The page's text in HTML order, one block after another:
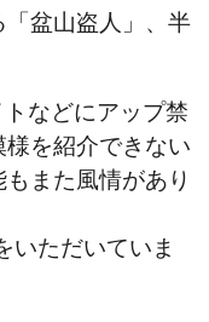
盆山盗人」、半
などにアップ禁
を紹介できない
また風情があり
いただいていま